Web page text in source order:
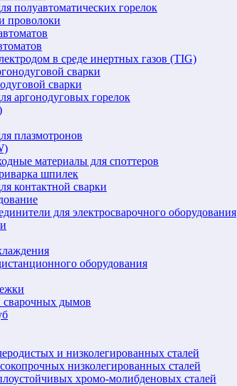
полуавтоматических горелок
проволоки
в среде инертных газов (TIG)
сварки
сварки
аргонодуговых горелок
плазмотронов
материалы для споттеров
шпилек
контактной сварки
для электросварочного оборудования
оборудования
дымов
и низколегированных сталей
низколегированных сталей
хромо-молибденовых сталей